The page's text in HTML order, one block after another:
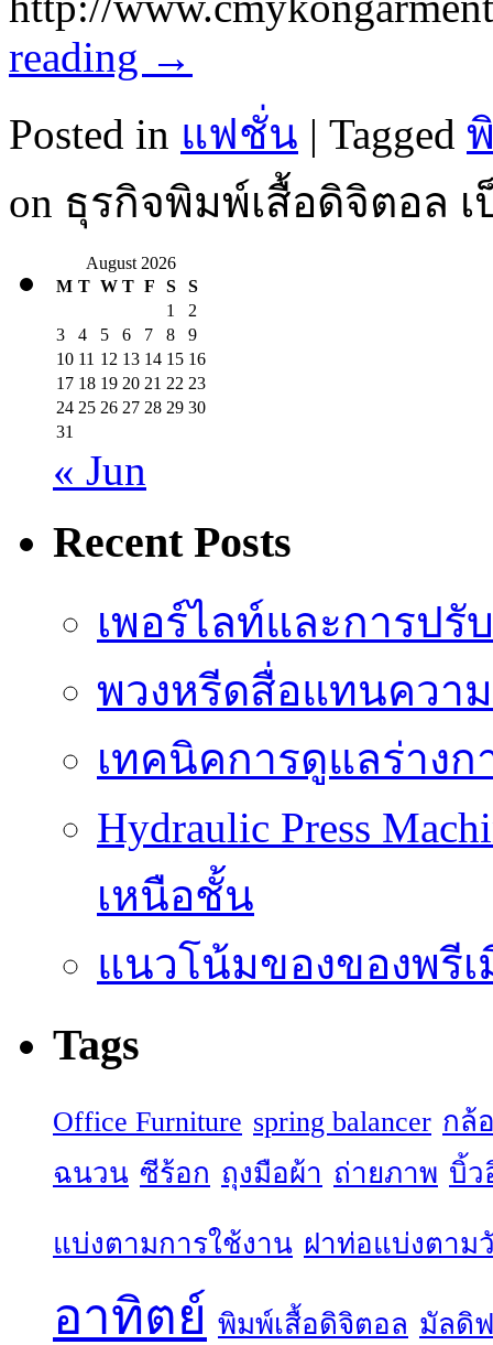
reading →
Posted in แฟชั่น | Tagged
on ธุรกิจพิมพ์เสื้อดิจิตอล
August 2026
M T W T F S
S
1
2
3
4 5 6 7 8
9
10 11 12 13 14 15 16
17 18 19 20 21 22 23
24 25 26 27 28 29 30
31
« Jun
Recent Posts
เพอร์ไลท์และการป
พวงหรีดสื่อแทนควา
เทคนิคการดูแลร่างก
Hydraulic Press
เหนือชั้น
แนวโน้มของของพรี
Tags
Office Furniture spring balancer กล้
ฉนวน ซีร้อก ถุงมือผ้า ถ่ายภาพ บิ้ว
แบ่งตามการใช้งาน ฝาท่อแบ่งตาม
อาทิตย์ พิมพ์เสื้อดิจิตอล มัลดิ